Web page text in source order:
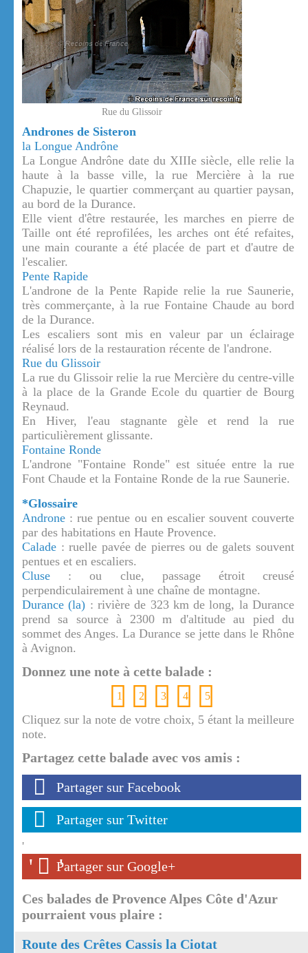
Rue du Glissoir
Andrones de Sisteron
la Longue Andrône
La Longue Andrône date du XIIIe siècle, elle relie la
haute à la basse ville, la rue Mercière à la rue
Chapuzie, le quartier commerçant au quartier paysan,
au bord de la Durance.
Elle vient d'être restaurée, les marches en pierre de
Taille ont été reprofilées, les arches ont été refaites,
une main courante a été placée de part et d'autre de
l'escalier.
Pente Rapide
L'androne de la Pente Rapide relie la rue Saunerie,
très commerçante, à la rue Fontaine Chaude au bord
de la Durance.
Les escaliers sont mis en valeur par un éclairage
réalisé lors de la restauration récente de l'androne.
Rue du Glissoir
La rue du Glissoir relie la rue Mercière du centre-ville
à la place de la Grande Ecole du quartier de Bourg
Reynaud.
En Hiver, l'eau stagnante gèle et rend la rue
particulièrement glissante.
Fontaine Ronde
L'androne "Fontaine Ronde" est située entre la rue
Font Chaude et la Fontaine Ronde de la rue Saunerie.
*Glossaire
Androne : rue pentue ou en escalier souvent couverte
par des habitations en Haute Provence.
Calade : ruelle pavée de pierres ou de galets souvent
pentues et en escaliers.
Cluse : ou clue, passage étroit creusé
perpendiculairement à une chaîne de montagne.
Durance (la) : rivière de 323 km de long, la Durance
prend sa source à 2300 m d'altitude au pied du
sommet des Anges. La Durance se jette dans le Rhône
à Avignon.
Donnez une note à cette balade :
1 2 3 4 5
Cliquez sur la note de votre choix, 5 étant la meilleure
note.
Partagez cette balade avec vos amis :
Partager sur Facebook
Partager sur Twitter
'
' '
Partager sur Google+
Ces balades de Provence Alpes Côte d'Azur
pourraient vous plaire :
Route des Crêtes Cassis la Ciotat